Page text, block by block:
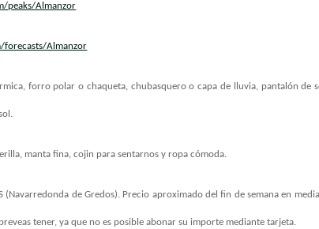
peaks/Almanzor
forecasts/Almanzor
forro polar o chaqueta, chubasquero o capa de lluvia, pantalón
manta fina, cojin para sentarnos y ropa cómoda.
(Navarredonda de Gredos). Precio aproximado del fin de semana en
tener, ya que no es posible abonar su importe mediante tarjeta.